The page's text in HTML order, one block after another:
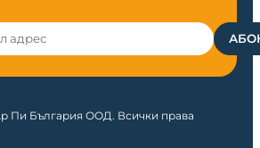
Пи България ООД. Всички права